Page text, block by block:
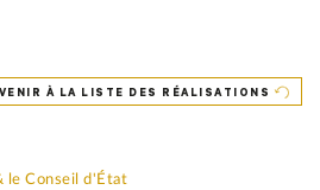
À LA LISTE DES RÉALISATIONS
le Conseil d'État